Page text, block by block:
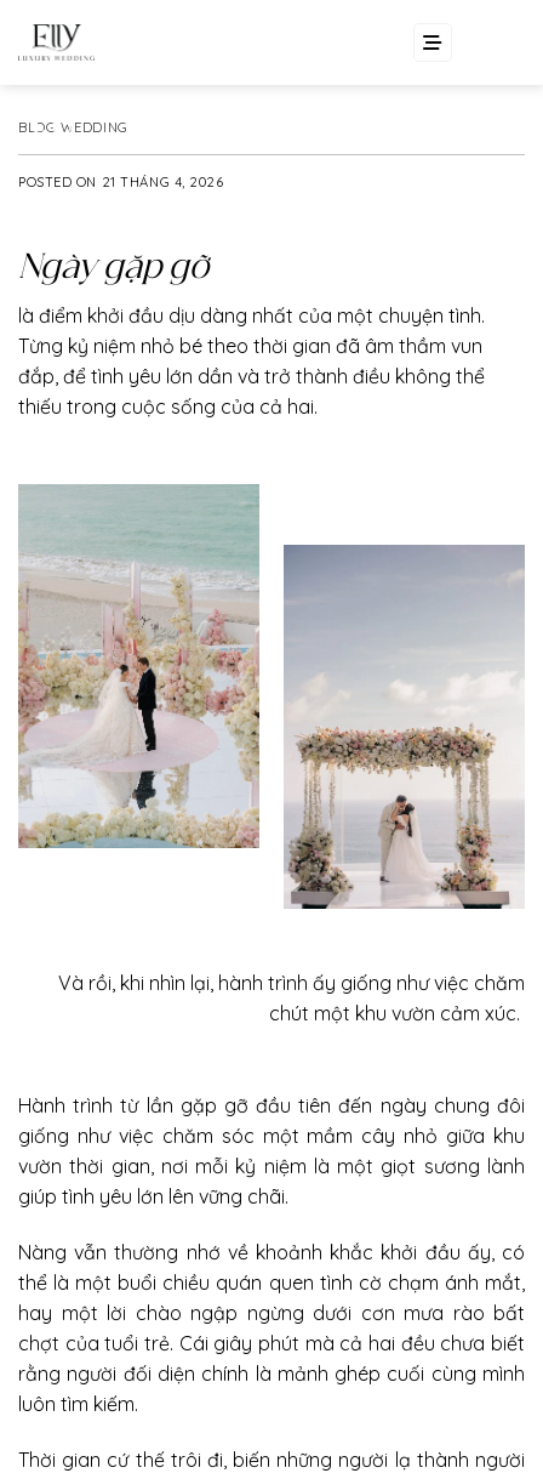
BLOG WEDDING
POSTED ON 21 THÁNG 4, 2026
Ngày gặp gỡ
là điểm khởi đầu dịu dàng nhất của một chuyện tình.
Từng kỷ niệm nhỏ bé theo thời gian đã âm thầm vun
đắp, để tình yêu lớn dần và trở thành điều không thể
thiếu trong cuộc sống của cả hai.
Và rồi, khi nhìn lại, hành trình ấy giống như việc chăm
chút một khu vườn cảm xúc.
Hành trình từ lần gặp gỡ đầu tiên đến ngày chung đôi
giống như việc chăm sóc một mầm cây nhỏ giữa khu
vườn thời gian, nơi mỗi kỷ niệm là một giọt sương lành
giúp tình yêu lớn lên vững chãi.
Nàng vẫn thường nhớ về khoảnh khắc khởi đầu ấy, có
thể là một buổi chiều quán quen tình cờ chạm ánh mắt,
hay một lời chào ngập ngừng dưới cơn mưa rào bất
chợt của tuổi trẻ. Cái giây phút mà cả hai đều chưa biết
rằng người đối diện chính là mảnh ghép cuối cùng mình
luôn tìm kiếm.
Thời gian cứ thế trôi đi, biến những người lạ thành người